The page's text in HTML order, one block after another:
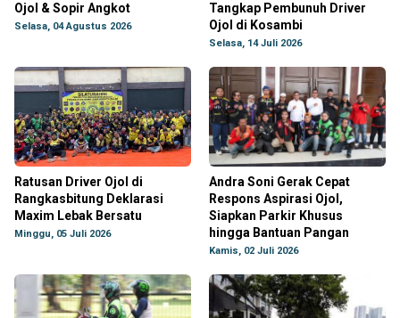
Ojol & Sopir Angkot
Selasa, 04 Agustus 2026
Tangkap Pembunuh Driver
Ojol di Kosambi
Selasa, 14 Juli 2026
Ratusan Driver Ojol di
Rangkasbitung Deklarasi
Maxim Lebak Bersatu
Minggu, 05 Juli 2026
Andra Soni Gerak Cepat
Respons Aspirasi Ojol,
Siapkan Parkir Khusus
hingga Bantuan Pangan
Kamis, 02 Juli 2026